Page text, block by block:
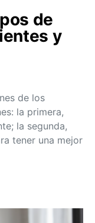
de
y
de los
la primera,
la segunda,
tener una mejor